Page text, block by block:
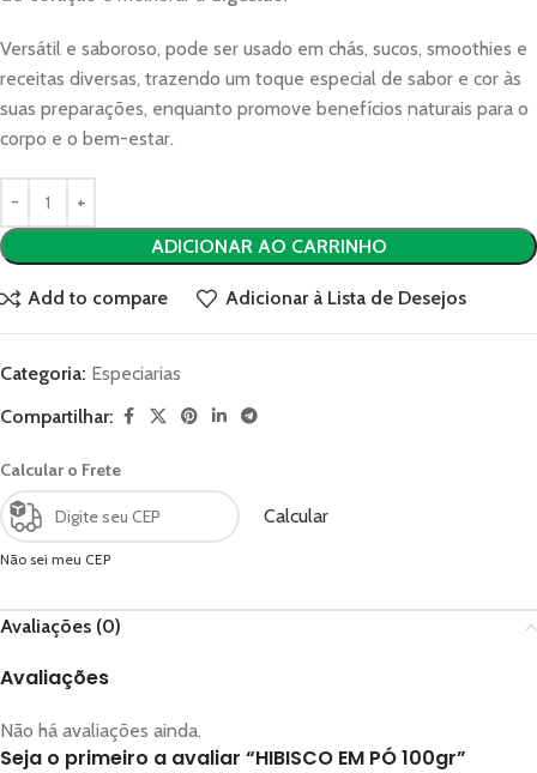
Versátil e saboroso, pode ser usado em chás, sucos, smoothies e
receitas diversas, trazendo um toque especial de sabor e cor às
suas preparações, enquanto promove benefícios naturais para o
corpo e o bem-estar.
ADICIONAR AO CARRINHO
Add to compare Adicionar à Lista de Desejos
Categoria: Especiarias
Compartilhar:
Calcular o Frete
Calcular
Não sei meu CEP
Avaliações (0)
Avaliações
Não há avaliações ainda.
Seja o primeiro a avaliar “HIBISCO EM PÓ 100gr”